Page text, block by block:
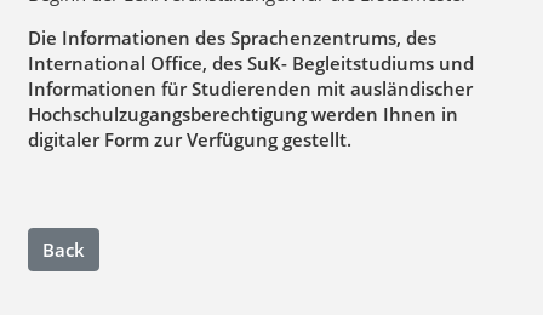
Die Informationen des Sprachenzentrums, des
International Office, des SuK- Begleitstudiums und
Informationen für Studierenden mit ausländischer
Hochschulzugangsberechtigung werden Ihnen in
digitaler Form zur Verfügung gestellt.
Back